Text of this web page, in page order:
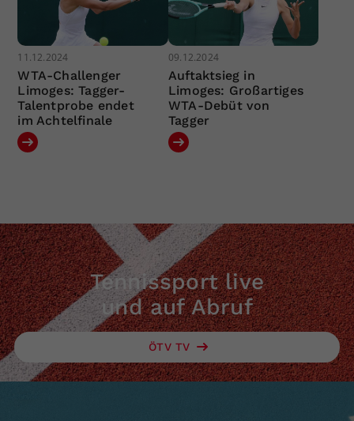
11.12.2024
WTA-Challenger
Limoges: Tagger-
Talentprobe endet
im Achtelfinale
09.12.2024
Auftaktsieg in
Limoges: Großartiges
WTA-Debüt von
Tagger
Tennissport live
und auf Abruf
ÖTV TV